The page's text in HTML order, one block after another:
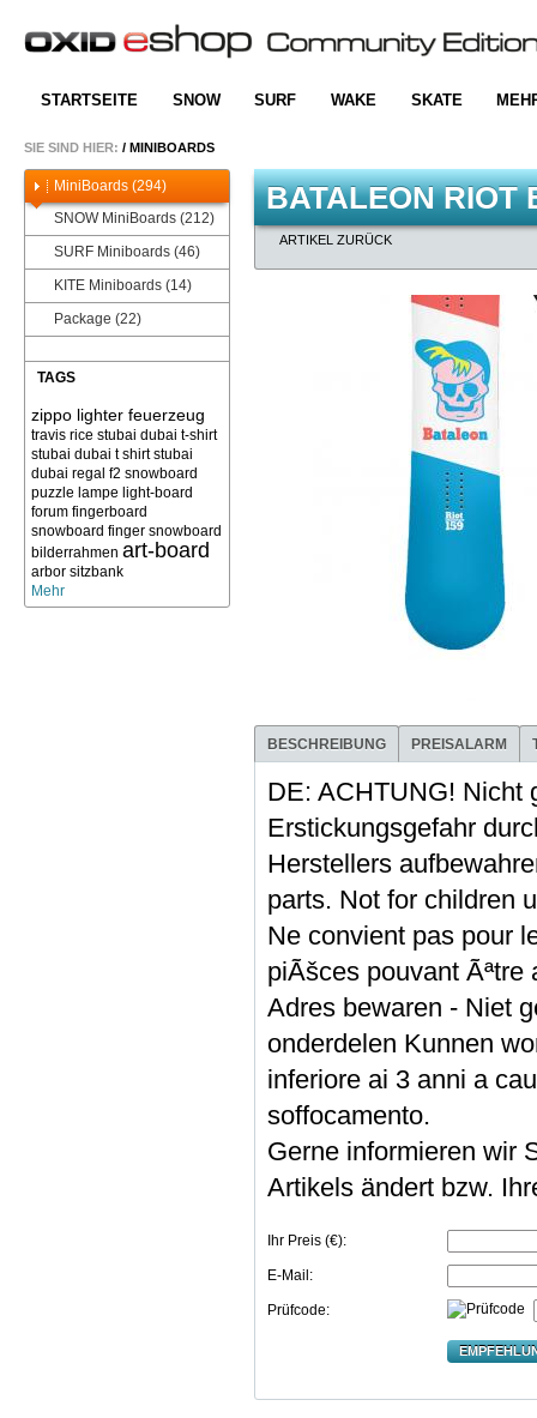
STARTSEITE SNOW SURF WAKE SKATE
SIE SIND HIER: / MINIBOARDS
MiniBoards (294)
SNOW MiniBoards (212)
SURF Miniboards (46)
KITE Miniboards (14)
Package (22)
TAGS
zippo lighter feuerzeug
travis rice stubai dubai t-shirt
stubai dubai t shirt stubai
dubai regal f2 snowboard
puzzle lampe light-board
forum fingerboard
snowboard finger snowboard
bilderrahmen art-board
arbor sitzbank
Mehr
BATALEON RIOT
ARTIKEL ZURÜCK
BESCHREIBUNG PREISALARM
DE: ACHTUNG! Nicht
Erstickungsgefahr
Herstellers
parts. Not for children
Ne convient pas pour
piÃšces pouvant
Adres bewaren - Niet
onderdelen Kunnen
inferiore ai 3 anni a
soffocamento.
Gerne informieren wir
Artikels ändert bzw.
Ihr Preis (€):
E-Mail:
Prüfcode: